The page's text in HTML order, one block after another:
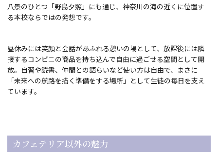
八景のひとつ「野島夕照」にも通じ、神奈川の海の近くに位置す
る本校ならではの発想です。
昼休みには笑顔と会話があふれる憩いの場として、放課後には隣
接するコンビニの商品を持ち込んで自由に過ごせる空間として開
放。自習や読書、仲間との語らいなど使い方は自由で、まさに
「未来への航路を描く準備をする場所」として生徒の毎日を支え
ています。
カフェテリア以外の魅力